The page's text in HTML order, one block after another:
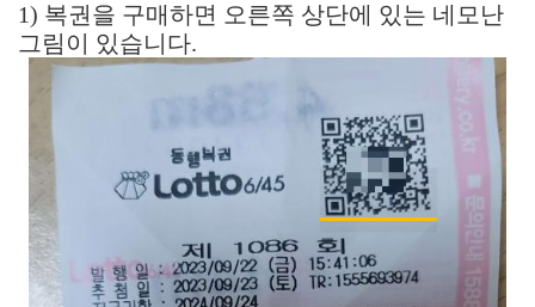
1) 복권을 구매하면 오른쪽 상단에 있는 네모난
그림이 있습니다.